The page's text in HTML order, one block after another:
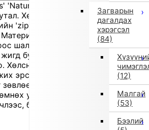
Загварын
дагалдах
хэрэгсэл
(84)
(12)
Малгай
(53)
Бээлий
'Naturino'. 'Ribbon' хээтэй,
Хөнгөн ултай тул алхахад
'zipper'-тэй учир өмсөж,
нь жинхэнэ арьс бөгөөд
шалтгаалан бага зэрэг зураас,
бус байдал, элэгдэл
Хөлсний эсвэл борооны усанд
эрсдэлтэй тул аль болох
зөвлөе. Энэ нь 'outlet' бүтээгдэхүүн
улирлын шинэ бараа боловч
бага зэрэг өнгө алдалттай